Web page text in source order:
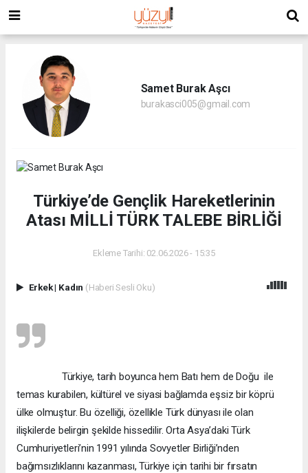
Samet Burak Aşcı
burakasci005@gmail.com
Türkiye’de Gençlik Hareketlerinin
Atası MİLLİ TÜRK TALEBE BİRLİĞİ
Ekleme Tarihi: 02.06.2026 - 15:35
Erkek| Kadın (Haberi Sesli Oku)
Türkiye, tarih boyunca hem Batı hem de Doğu ile
temas kurabilen, kültürel ve siyasi bağlamda eşsiz bir köprü
ülke olmuştur. Bu özelliği, özellikle Türk dünyası ile olan
ilişkilerde belirgin şekilde hissedilir. Orta Asya’daki Türk
Cumhuriyetleri’nin 1991 yılında Sovyetler Birliği’nden
bağımsızlıklarını kazanması, Türkiye için tarihi bir fırsatın